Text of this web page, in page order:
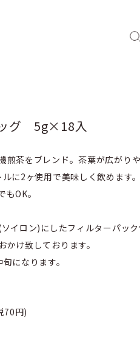
グ 5g×18入
煎茶をブレンド。茶葉が広がり
に2ヶ使用で美味しく飲めます
OK。
イロン)にしたフィルターパック
かけ致しております。
になります。
70円)